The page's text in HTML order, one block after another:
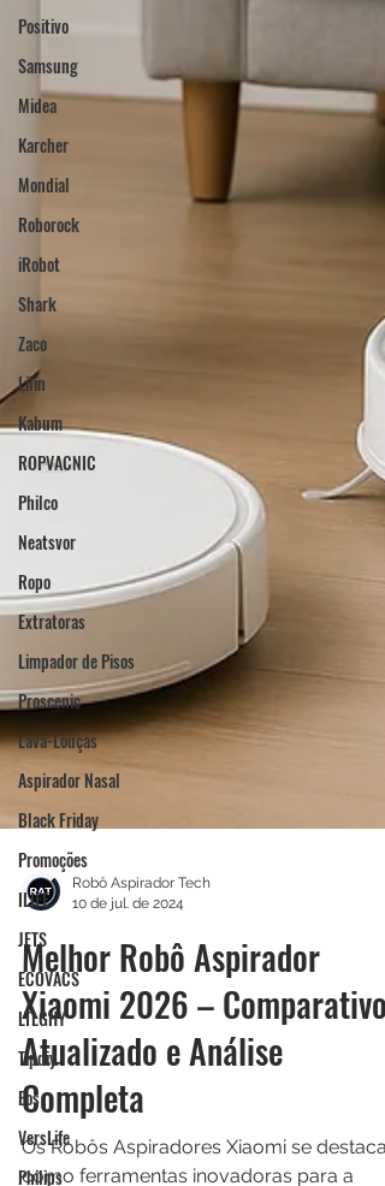
Positivo
Samsung
Midea
Karcher
Mondial
Roborock
iRobot
Shark
Zaco
Lilin
Kabum
ROPVACNIC
Philco
Neatsvor
Ropo
Extratoras
Limpador de Pisos
Proscenic
Lava-Louças
Aspirador Nasal
Black Friday
Promoções
ILIFE
JETS
ECOVACS
LTLGHY
Tipdiy
Eos
VersLife
Philips
Robô Aspirador Tech
10 de jul. de 2024
Melhor Robô Aspirador
Xiaomi 2026 – Comparativo
Atualizado e Análise